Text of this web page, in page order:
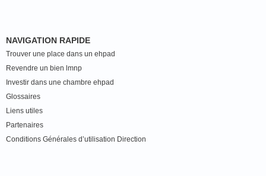
NAVIGATION RAPIDE
Trouver une place dans un ehpad
Revendre un bien lmnp
Investir dans une chambre ehpad
Glossaires
Liens utiles
Partenaires
Conditions Générales d’utilisation Direction